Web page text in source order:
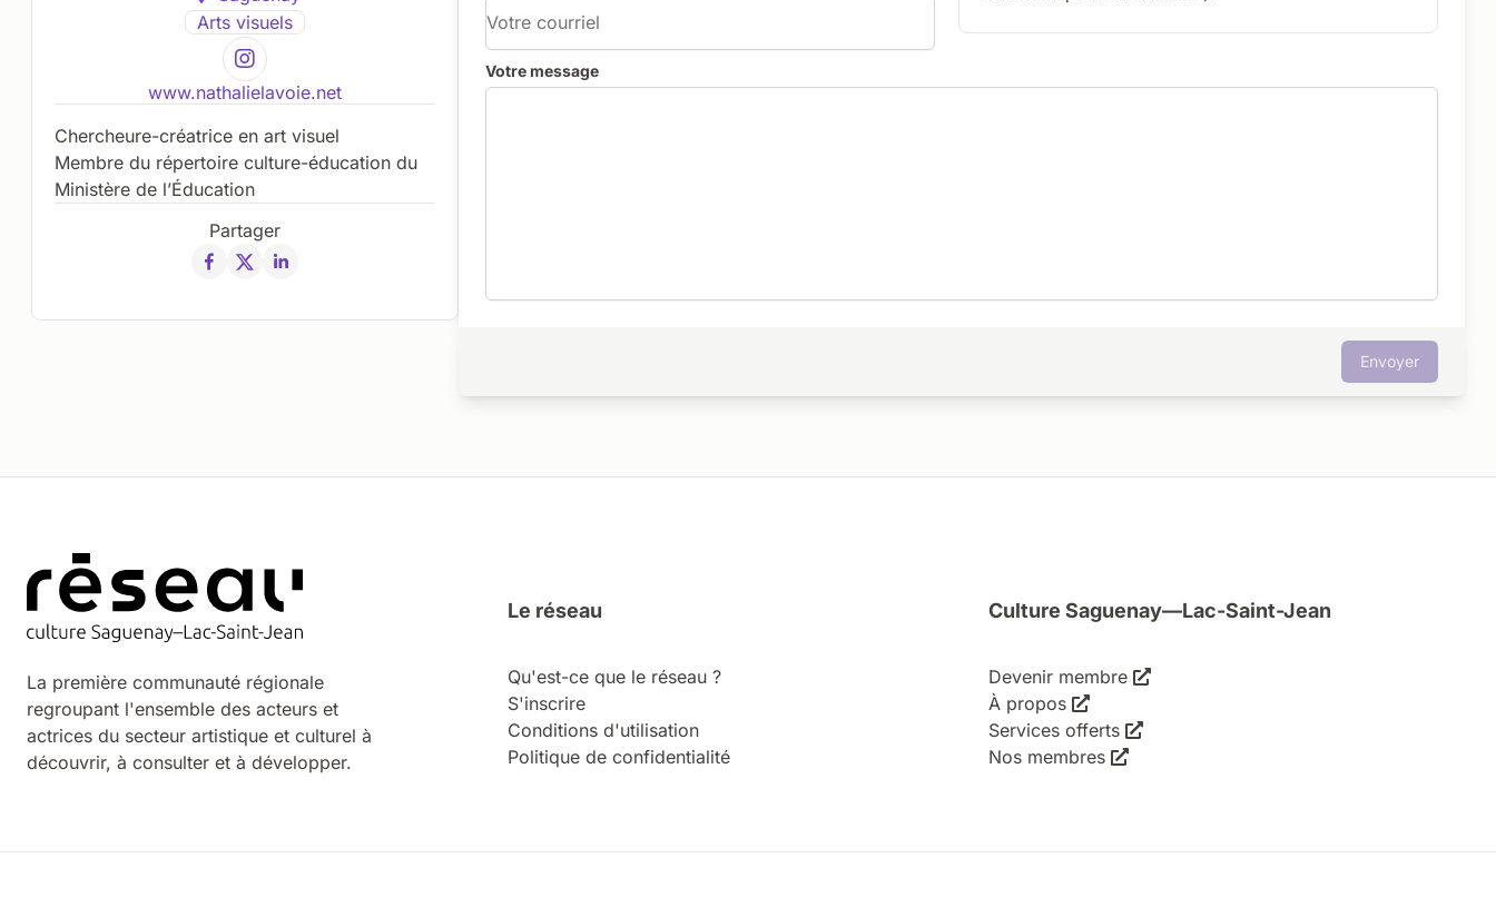
Arts visuels
www.nathalielavoie.net
Chercheure-créatrice en art visuel
Membre du répertoire culture-éducation du
Ministère de l’Éducation
Partager
Votre message
Envoyer
La première communauté régionale
regroupant l'ensemble des acteurs et
actrices du secteur artistique et culturel à
découvrir, à consulter et à développer.
Le réseau
Qu'est-ce que le réseau ?
S'inscrire
Conditions d'utilisation
Politique de confidentialité
Culture Saguenay—Lac-Saint-Jean
Devenir membre
À propos
Services offerts
Nos membres